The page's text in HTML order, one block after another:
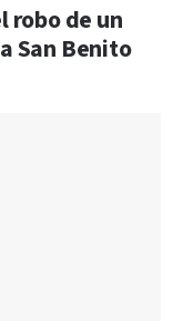
robo de un
San Benito